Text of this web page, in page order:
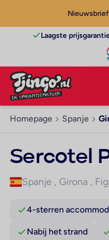
Laagste
Homepage Spanje
Sercotel
Spanje , Girona ,
4-sterren
Nabij het strand